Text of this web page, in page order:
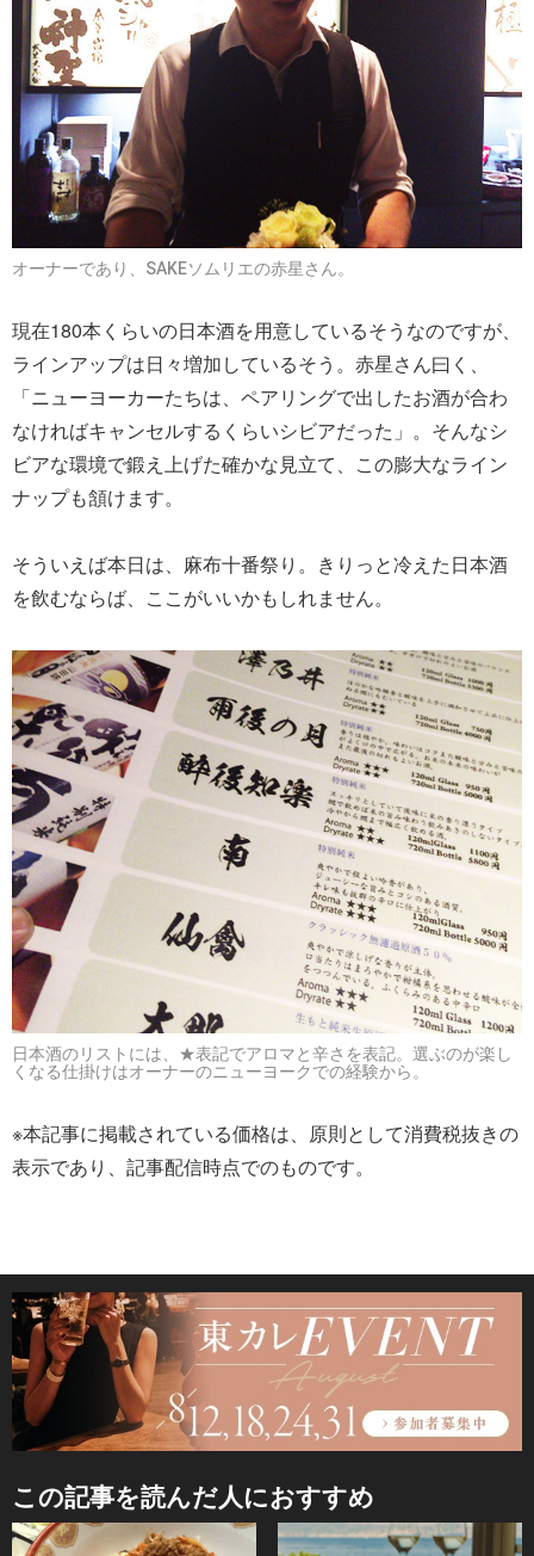
オーナーであり、SAKEソムリエの赤星さん。
現在180本くらいの日本酒を用意しているそうなのですが、
ラインアップは日々増加しているそう。赤星さん曰く、
「ニューヨーカーたちは、ペアリングで出したお酒が合わ
なければキャンセルするくらいシビアだった」。そんなシ
ビアな環境で鍛え上げた確かな見立て、この膨大なライン
ナップも頷けます。
そういえば本日は、麻布十番祭り。きりっと冷えた日本酒
を飲むならば、ここがいいかもしれません。
日本酒のリストには、★表記でアロマと辛さを表記。選ぶのが楽し
くなる仕掛けはオーナーのニューヨークでの経験から。
※本記事に掲載されている価格は、原則として消費税抜きの
表示であり、記事配信時点でのものです。
この記事を読んだ人におすすめ